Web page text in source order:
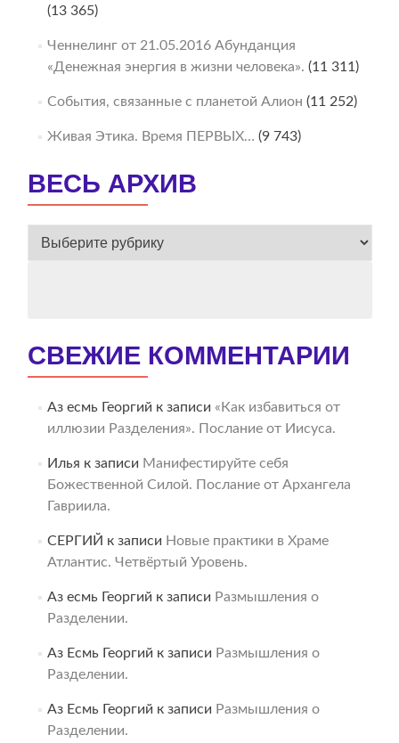
(13 365)
Ченнелинг от 21.05.2016 Абунданция
«Денежная энергия в жизни человека». (11 311)
События, связанные с планетой Алион (11 252)
Живая Этика. Время ПЕРВЫХ… (9 743)
ВЕСЬ АРХИВ
ВЕСЬ
СВЕЖИЕ КОММЕНТАРИИ
Аз есмь Георгий к записи «Как избавиться от
иллюзии Разделения». Послание от Иисуса.
Илья к записи Манифестируйте себя
Божественной Силой. Послание от Архангела
Гавриила.
СЕРГИЙ к записи Новые практики в Храме
Атлантис. Четвёртый Уровень.
Аз есмь Георгий к записи Размышления о
Разделении.
Аз Есмь Георгий к записи Размышления о
Разделении.
Аз Есмь Георгий к записи Размышления о
Разделении.